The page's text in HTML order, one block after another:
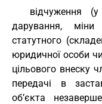
відчуження
дарування,
статутного
юридичної особи
цільового внеску
передачі в
об’єкта